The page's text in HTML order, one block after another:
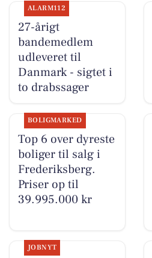
ALARM112
27-årigt
bandemedlem
udleveret til
Danmark - sigtet i
to drabssager
BOLIGMARKED
Top 6 over dyreste
boliger til salg i
Frederiksberg.
Priser op til
39.995.000 kr
JOBNYT